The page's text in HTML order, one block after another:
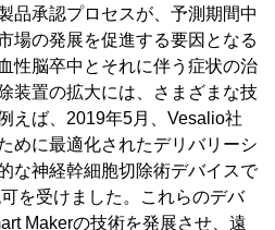
品承認プロセスが、予測期間中
場の発展を促進する要因となる
性脳卒中とそれに伴う症状の治
装置の拡大には、さまざまな技
えば、2019年5月、Vesalio社
めに最適化されたデリバリーシ
な神経幹細胞切除術デバイスで
を受けました。これらのデバ
Makerの技術を発展させ、遠